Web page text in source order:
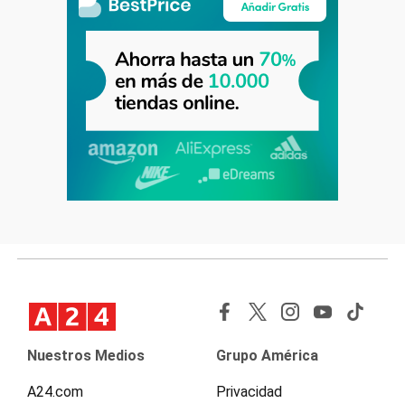
Nuestros Medios
A24.com
Grupo América
Privacidad